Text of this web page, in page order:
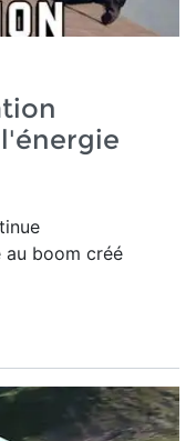
au boom créé